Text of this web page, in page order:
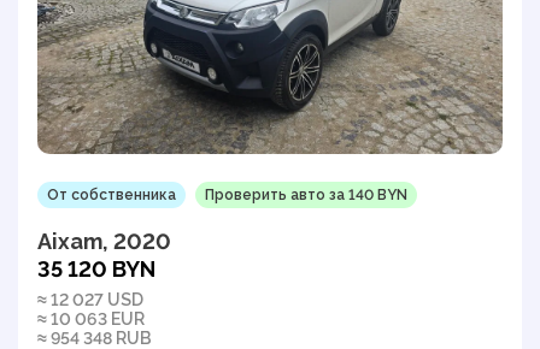
От собственника Проверить авто за 140 BYN
Aixam, 2020
35 120 BYN
≈ 12 027 USD
≈ 10 063 EUR
≈ 954 348 RUB